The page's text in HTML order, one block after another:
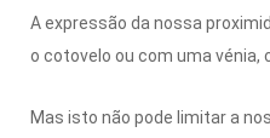
A expressão da nossa
o cotovelo ou com uma vénia,
Mas isto não pode limitar a